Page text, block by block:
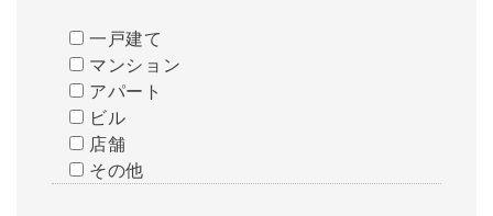
一戸建て
マンション
アパート
ビル
店舗
その他